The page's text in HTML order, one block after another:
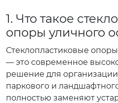
1. Что такое
опоры уличного
Стеклопластиковые
— это современное
решение для
паркового и
полностью заменяют